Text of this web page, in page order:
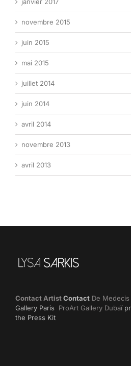
novembre 2015
juin 2015
mai 2015
juillet 2014
juin 2014
avril 2014
novembre 2013
avril 2013
Contact ArtistContact De Medecis
Gallery Paris
ProArt Gallery Dubaï
the Press Kit